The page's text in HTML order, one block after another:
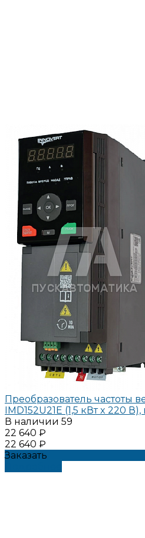
Преобразователь частоты
IMD152U21E (1,5 кВт x 220
В наличии 59
22 640 ₽
22 640 ₽
Заказать